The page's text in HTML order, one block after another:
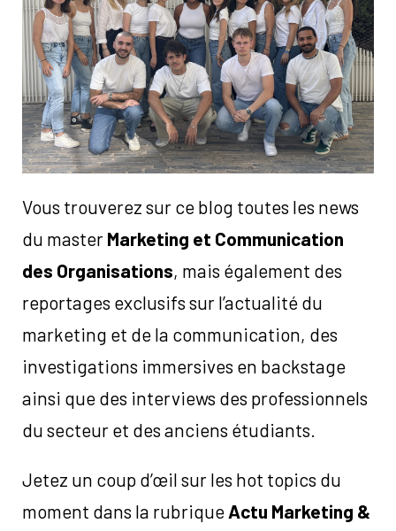
Vous trouverez sur ce blog toutes les news
du master Marketing et Communication
des Organisations, mais également des
reportages exclusifs sur l’actualité du
marketing et de la communication, des
investigations immersives en backstage
ainsi que des interviews des professionnels
du secteur et des anciens étudiants.
Jetez un coup d’œil sur les hot topics du
moment dans la rubrique Actu Marketing &